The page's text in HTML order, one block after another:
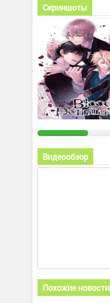
Скриншоты
Видеообзор
Похожие новости